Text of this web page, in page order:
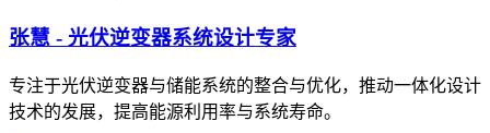
张慧 - 光伏逆变器系统设计专家
专注于光伏逆变器与储能系统的整合与优化，推动一体化设计
技术的发展，提高能源利用率与系统寿命。